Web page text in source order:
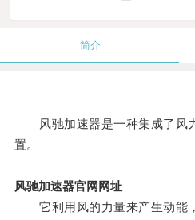
简介
风驰加速器是一种集成了风
置。
风驰加速器官网网址
它利用风的力量来产生动能